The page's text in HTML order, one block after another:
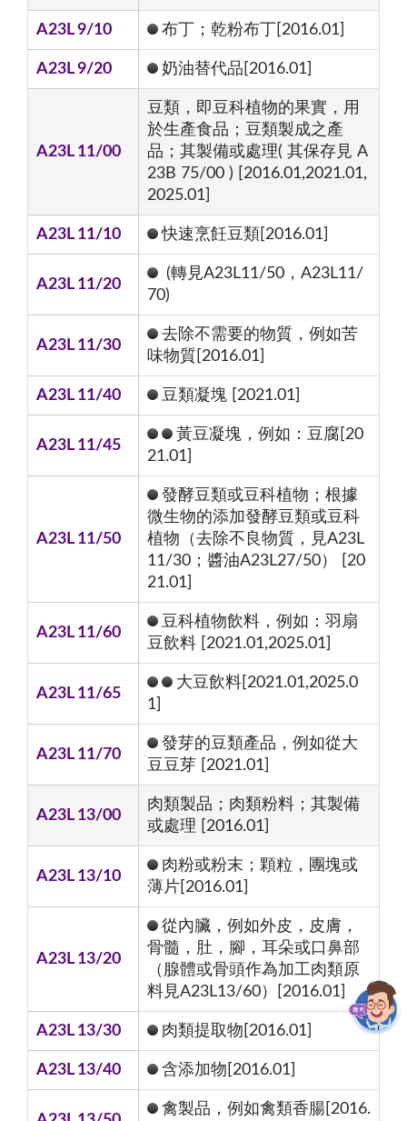
A23L 9/10 布丁；乾粉布丁[2016.01]
A23L 9/20 奶油替代品[2016.01]
A23L 11/00
豆類，即豆科植物的果實，用
於生產食品；豆類製成之產
品；其製備或處理( 其保存見 A
23B 75/00 ) [2016.01,2021.01,
2025.01]
A23L 11/10 快速烹飪豆類[2016.01]
A23L 11/20
(轉見A23L11/50，A23L11/
70)
A23L 11/30
去除不需要的物質，例如苦
味物質[2016.01]
A23L 11/40 豆類凝塊 [2021.01]
A23L 11/45
黃豆凝塊，例如：豆腐[20
21.01]
A23L 11/50
發酵豆類或豆科植物；根據
微生物的添加發酵豆類或豆科
植物（去除不良物質，見A23L
11/30；醬油A23L27/50） [20
21.01]
A23L 11/60
豆科植物飲料，例如：羽扇
豆飲料 [2021.01,2025.01]
A23L 11/65
大豆飲料[2021.01,2025.0
1]
A23L 11/70
發芽的豆類產品，例如從大
豆豆芽 [2021.01]
A23L 13/00
肉類製品；肉類粉料；其製備
或處理 [2016.01]
A23L 13/10
肉粉或粉末；顆粒，團塊或
薄片[2016.01]
A23L 13/20
從內臟，例如外皮，皮膚，
骨髓，肚，腳，耳朵或口鼻部
（腺體或骨頭作為加工肉類原
料見A23L13/60）[2016.01]
A23L 13/30 肉類提取物[2016.01]
A23L 13/40 含添加物[2016.01]
禽製品，例如禽類香腸[2016.